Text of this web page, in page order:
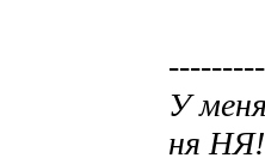
У
ня НЯ!